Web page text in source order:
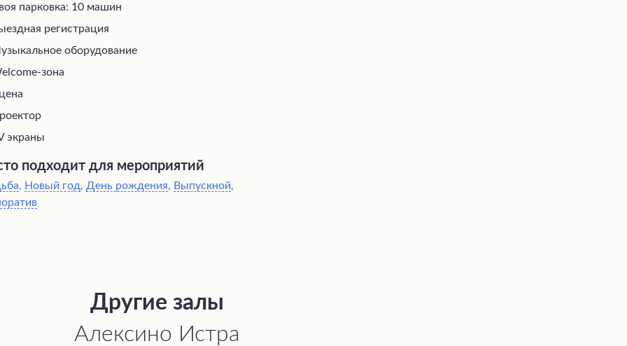
парковка: 10 машин
регистрация
оборудование
зона
экраны
подходит для мероприятий
, Новый год, День рождения, Выпускной,
Другие залы
Алексино Истра